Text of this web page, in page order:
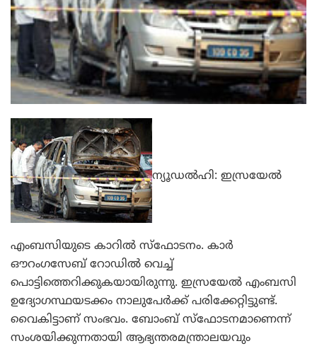
ന്യൂഡല്‍ഹി: ഇസ്രയേല്‍
എംബസിയുടെ കാറില്‍ സ്‌ഫോടനം. കാര്‍
ഔറംഗസേബ് റോഡില്‍ വെച്ച്
പൊട്ടിത്തെറിക്കുകയായിരുന്നു. ഇസ്രയേല്‍ എംബസി
ഉദ്യോഗസ്ഥയടക്കം നാലുപേര്‍ക്ക് പരിക്കേറ്റിട്ടുണ്ട്.
വൈകിട്ടാണ് സംഭവം. ബോംബ് സ്‌ഫോടനമാണെന്ന്
സംശയിക്കുന്നതായി ആഭ്യന്തരമന്ത്രാലയവും